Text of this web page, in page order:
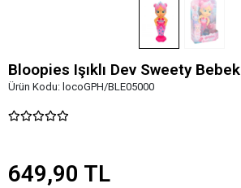
Bloopies Işıklı Dev Sweety Bebek
Ürün Kodu: locoGPH/BLE05000
649,90 TL